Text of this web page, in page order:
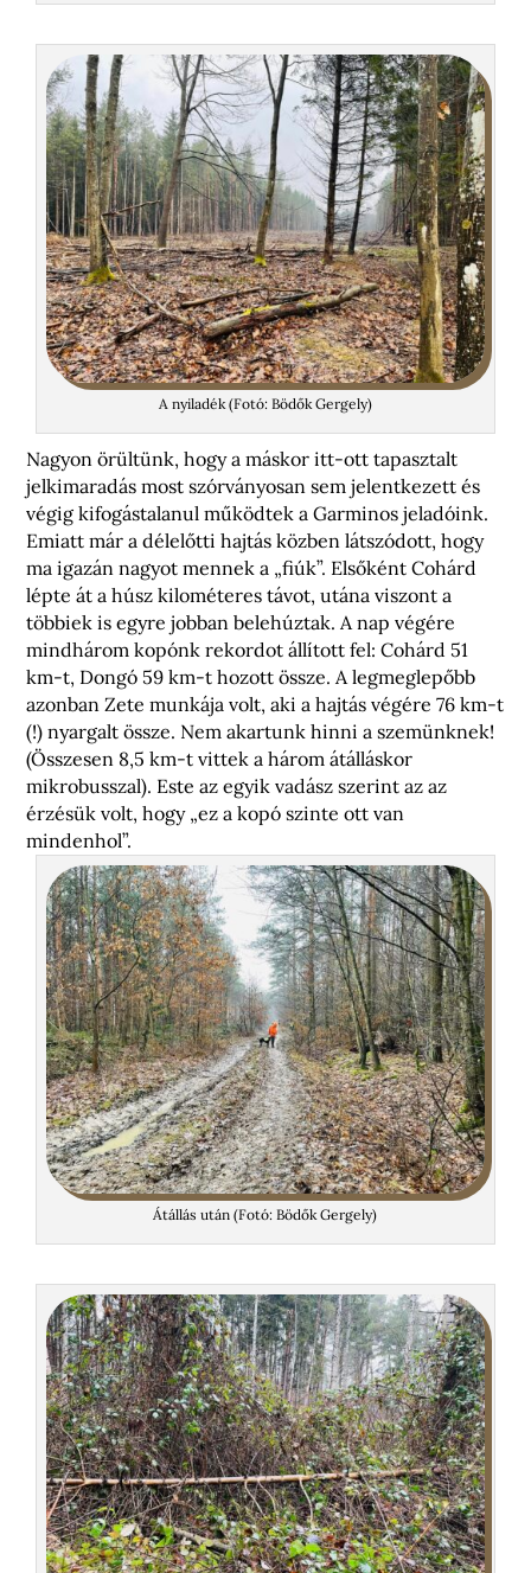
A nyiladék (Fotó: Bödők Gergely)
Nagyon örültünk, hogy a máskor itt-ott tapasztalt
jelkimaradás most szórványosan sem jelentkezett és
végig kifogástalanul működtek a Garminos jeladóink.
Emiatt már a délelőtti hajtás közben látszódott, hogy
ma igazán nagyot mennek a „fiúk”. Elsőként Cohárd
lépte át a húsz kilométeres távot, utána viszont a
többiek is egyre jobban belehúztak. A nap végére
mindhárom kopónk rekordot állított fel: Cohárd 51
km-t, Dongó 59 km-t hozott össze. A legmeglepőbb
azonban Zete munkája volt, aki a hajtás végére 76 km-t
(!) nyargalt össze. Nem akartunk hinni a szemünknek!
(Összesen 8,5 km-t vittek a három átálláskor
mikrobusszal). Este az egyik vadász szerint az az
érzésük volt, hogy „ez a kopó szinte ott van
mindenhol”.
Átállás után (Fotó: Bödők Gergely)